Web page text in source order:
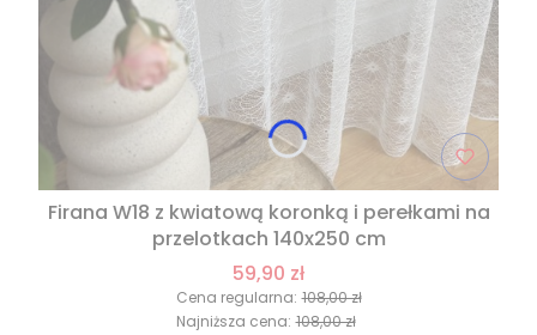
Firana W18 z kwiatową koronką i perełkami na
przelotkach 140x250 cm
59,90 zł
Cena regularna: 108,00 zł
Najniższa cena: 108,00 zł